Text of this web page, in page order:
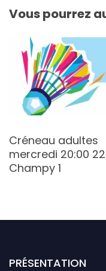
Vous pourrez
Créneau adultes
mercredi 20:00
Champy 1
PRÉSENTATION